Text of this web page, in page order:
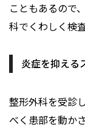
こともあるので
科でくわしく検
炎症を抑える
整形外科を受診
べく患部を動か